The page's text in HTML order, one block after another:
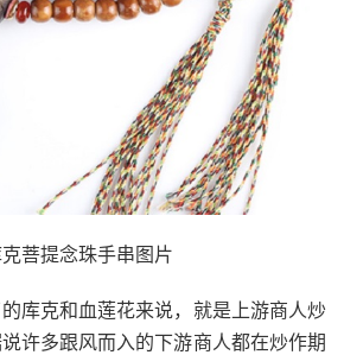
菩提念珠手串图片
库克和血莲花来说，就是上游商人炒
许多跟风而入的下游商人都在炒作期